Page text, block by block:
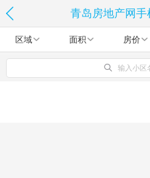
青岛房地产网
区域 面积 房价
输入小区